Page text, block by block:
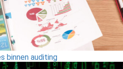
binnen auditing